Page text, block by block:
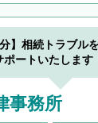
】相続トラブル
ポートいたします
事務所